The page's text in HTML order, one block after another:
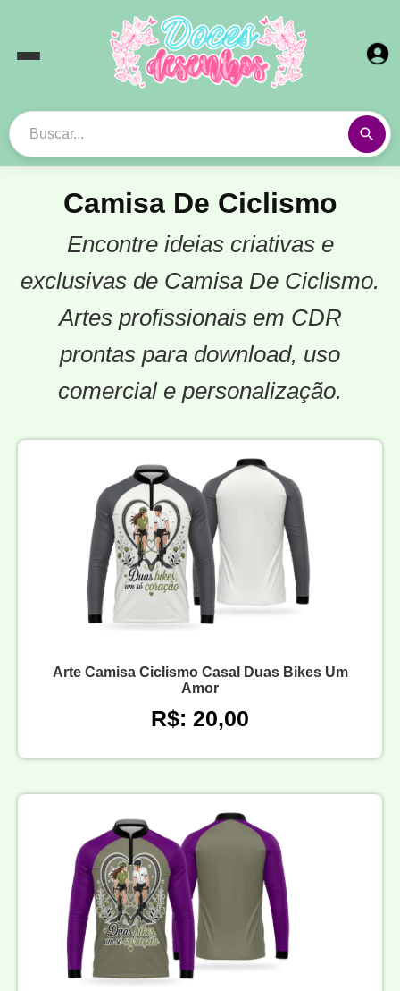
Camisa De Ciclismo
Encontre ideias criativas e
exclusivas de Camisa De Ciclismo.
Artes profissionais em CDR
prontas para download, uso
comercial e personalização.
Arte Camisa Ciclismo Casal Duas Bikes Um
Amor
R$: 20,00